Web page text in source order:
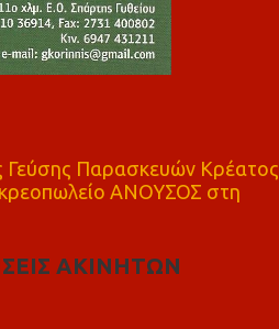
Γεύσης Παρασκευών Κρέατος
ΑΝΟΥΣΟΣ στη
ΑΚΙΝΗΤΩΝ